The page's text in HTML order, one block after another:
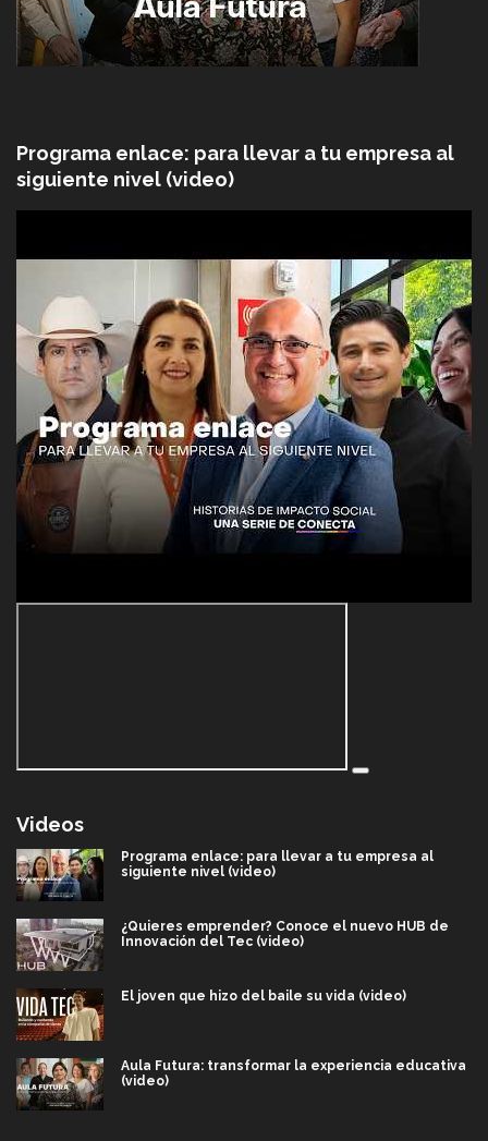
Programa enlace: para llevar a tu empresa al
siguiente nivel (video)
Videos
Programa enlace: para llevar a tu empresa al
siguiente nivel (video)
¿Quieres emprender? Conoce el nuevo HUB de
Innovación del Tec (video)
El joven que hizo del baile su vida (video)
Aula Futura: transformar la experiencia educativa
(video)